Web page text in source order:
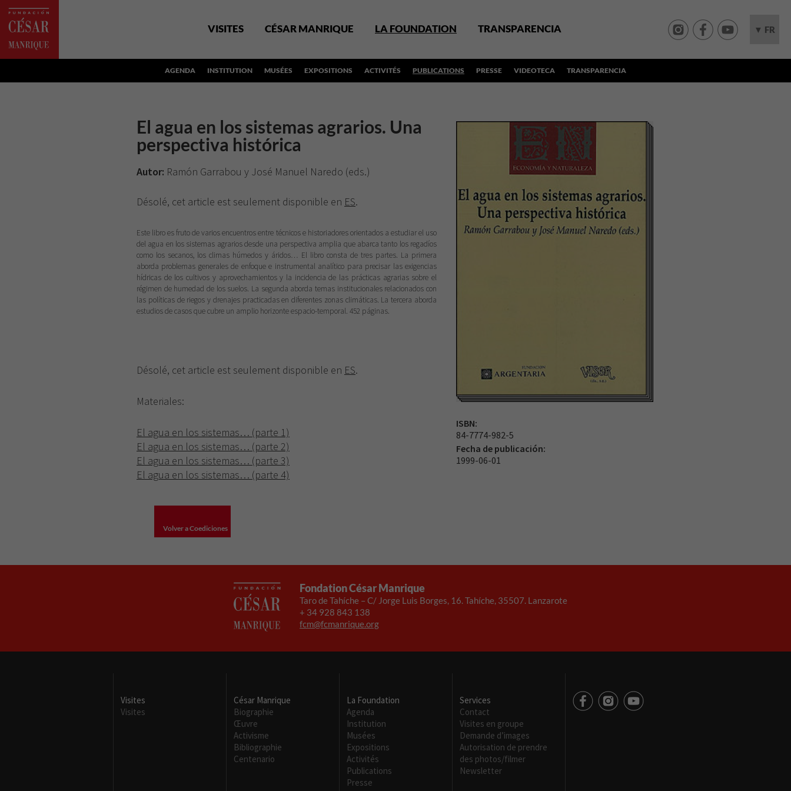
VISITES CÉSAR MANRIQUE LA FOUNDATION TRANSPARENCIA ▼ FR
AGENDA INSTITUTION MUSÉES EXPOSITIONS ACTIVITÉS PUBLICATIONS PRESSE VIDEOTECA TRANSPARENCIA
El agua en los sistemas agrarios. Una
perspectiva histórica
Autor: Ramón Garrabou y José Manuel Naredo (eds.)
Désolé, cet article est seulement disponible en ES.
Este libro es fruto de varios encuentros entre técnicos e historiadores orientados a estudiar el uso
del agua en los sistemas agrarios desde una perspectiva amplia que abarca tanto los regadíos
como los secanos, los climas húmedos y áridos… El libro consta de tres partes. La primera
aborda problemas generales de enfoque e instrumental analítico para precisar las exigencias
hídricas de los cultivos y aprovechamientos y la incidencia de las prácticas agrarias sobre el
régimen de humedad de los suelos. La segunda aborda temas institucionales relacionados con
las políticas de riegos y drenajes practicadas en diferentes zonas climáticas. La tercera aborda
estudios de casos que cubre un amplio horizonte espacio-temporal. 452 páginas.
Désolé, cet article est seulement disponible en ES.
Materiales:
El agua en los sistemas… (parte 1)
El agua en los sistemas… (parte 2)
El agua en los sistemas… (parte 3)
El agua en los sistemas… (parte 4)
ISBN:
84-7774-982-5
Fecha de publicación:
1999-06-01
Volver a Coediciones
Fondation César Manrique
Taro de Tahíche – C/ Jorge Luis Borges, 16. Tahíche, 35507. Lanzarote
+ 34 928 843 138
fcm@fcmanrique.org
Visites
Visites
César Manrique
Biographie
Œuvre
Activisme
Bibliographie
Centenario
La Foundation
Agenda
Institution
Musées
Expositions
Activités
Publications
Presse
Services
Contact
Visites en groupe
Demande d’images
Autorisation de prendre
des photos/filmer
Newsletter